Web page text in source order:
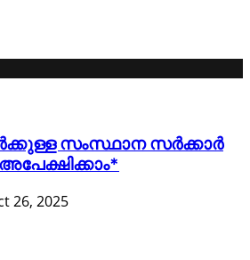
സംസ്ഥാന സർക്കാർ
26, 2025